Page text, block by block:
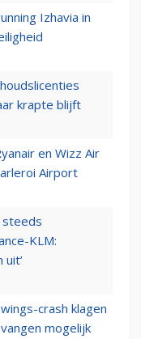
Izhavia in
krapte blijft
en Wizz Air
Airport
steeds
KLM:
uit’
crash klagen
mogelijk